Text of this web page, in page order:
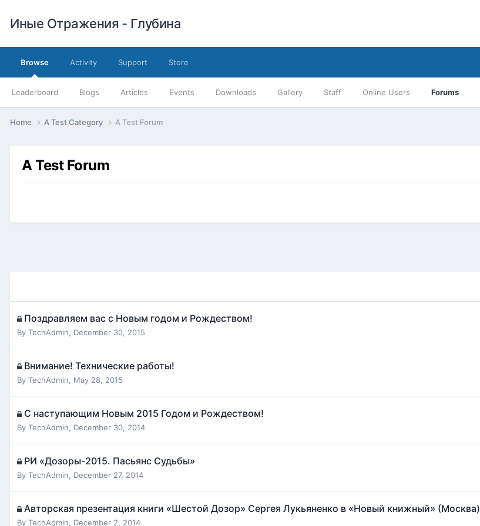
Иные Отражения - Глубина
Browse
Leaderboard Blogs Articles Events Downloads Gallery Staff Online Users Forums
Activity Support Store
Home A Test Category A Test Forum
A Test Forum
Поздравляем вас с Новым годом и Рождеством!
By TechAdmin, December 30, 2015
Внимание! Технические работы!
By TechAdmin, May 28, 2015
C наступающим Новым 2015 Годом и Рождеством!
By TechAdmin, December 30, 2014
РИ «Дозоры-2015. Пасьянс Судьбы»
By TechAdmin, December 27, 2014
Авторская презентация книги «Шестой Дозор» Сергея Лукьяненко в «Новый книжный» (Москва)
By TechAdmin, December 2, 2014